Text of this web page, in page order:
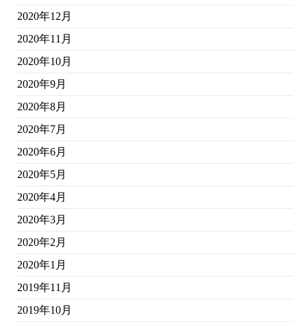
2020年12月
2020年11月
2020年10月
2020年9月
2020年8月
2020年7月
2020年6月
2020年5月
2020年4月
2020年3月
2020年2月
2020年1月
2019年11月
2019年10月